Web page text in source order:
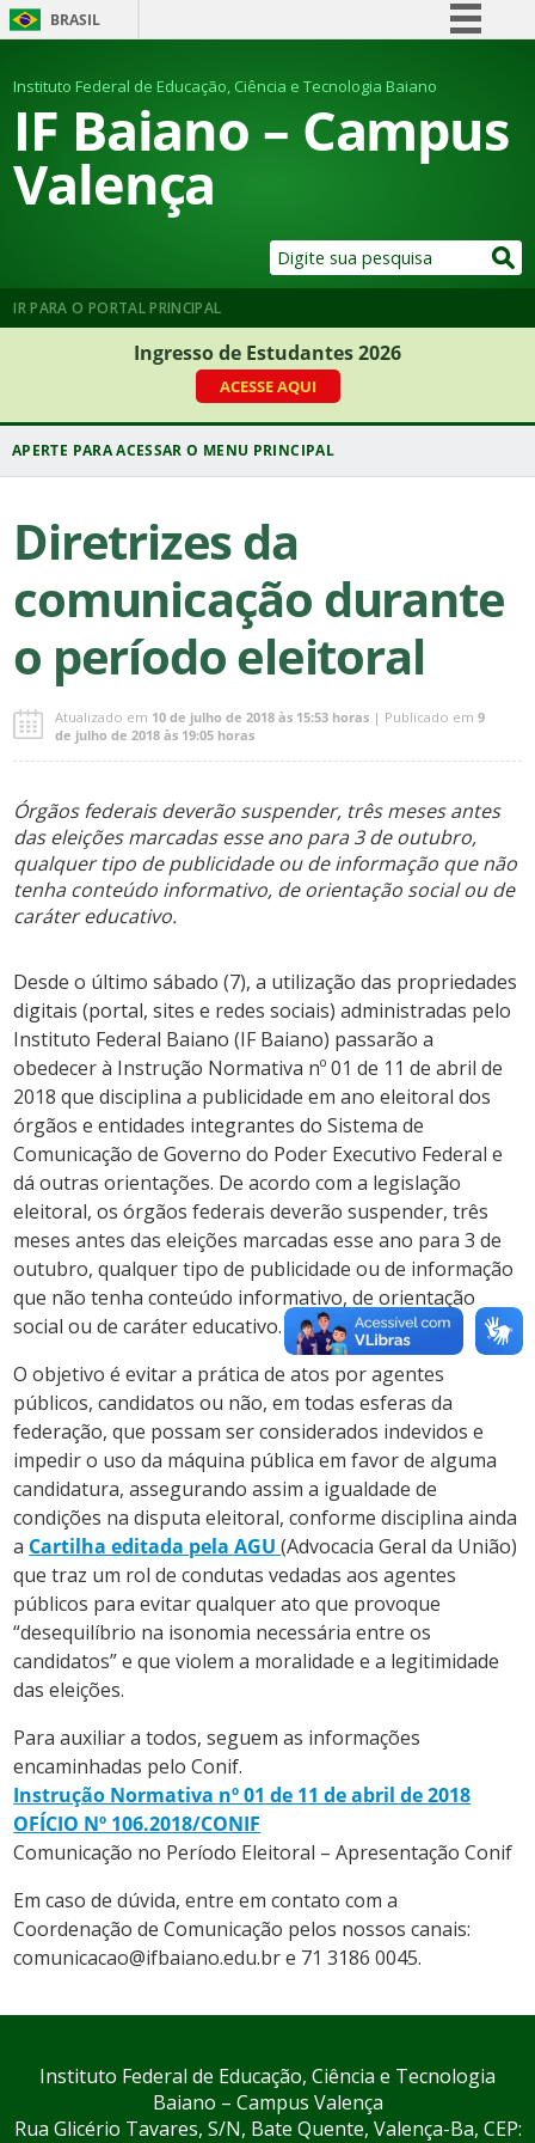
BRASIL
Comunica BR
Participe
Instituto Federal de Educação, Ciência e Tecnologia Baiano
IF Baiano – Campus
Valença
IR PARA O PORTAL PRINCIPAL
Ingresso de Estudantes 2026
ACESSE AQUI
Diretrizes da
comunicação durante
o período eleitoral
Atualizado em 10 de julho de 2018 às 15:53 horas | Publicado em9
de julho de 2018 às 19:05 horas
Órgãos federais deverão suspender, três meses antes
das eleições marcadas esse ano para 3 de outubro,
qualquer tipo de publicidade ou de informação que não
tenha conteúdo informativo, de orientação social ou de
caráter educativo.
Desde o último sábado (7), a utilização das propriedades
digitais (portal, sites e redes sociais) administradas pelo
Instituto Federal Baiano (IF Baiano) passarão a
obedecer à Instrução Normativa nº 01 de 11 de abril de
2018 que disciplina a publicidade em ano eleitoral dos
órgãos e entidades integrantes do Sistema de
Comunicação de Governo do Poder Executivo Federal e
dá outras orientações. De acordo com a legislação
eleitoral, os órgãos federais deverão suspender, três
meses antes das eleições marcadas esse ano para 3 de
outubro, qualquer tipo de publicidade ou de informação
que não tenha conteúdo informativo, de orientação
social ou de caráter educativo.
O objetivo é evitar a prática de atos por agentes
públicos, candidatos ou não, em todas esferas da
federação, que possam ser considerados indevidos e
impedir o uso da máquina pública em favor de alguma
candidatura, assegurando assim a igualdade de
condições na disputa eleitoral, conforme disciplina ainda
a Cartilha editada pela AGU(Advocacia Geral da União)
que traz um rol de condutas vedadas aos agentes
públicos para evitar qualquer ato que provoque
“desequilíbrio na isonomia necessária entre os
candidatos” e que violem a moralidade e a legitimidade
das eleições.
Para auxiliar a todos, seguem as informações
encaminhadas pelo Conif.
Instrução Normativa nº 01 de 11 de abril de 2018
OFÍCIO Nº 106.2018/CONIF
Comunicação no Período Eleitoral – Apresentação Conif
Em caso de dúvida, entre em contato com a
Coordenação de Comunicação pelos nossos canais:
comunicacao@ifbaiano.edu.br e 71 3186 0045.
Instituto Federal de Educação, Ciência e Tecnologia
Baiano – Campus Valença
Rua Glicério Tavares, S/N, Bate Quente, Valença-Ba, CEP: